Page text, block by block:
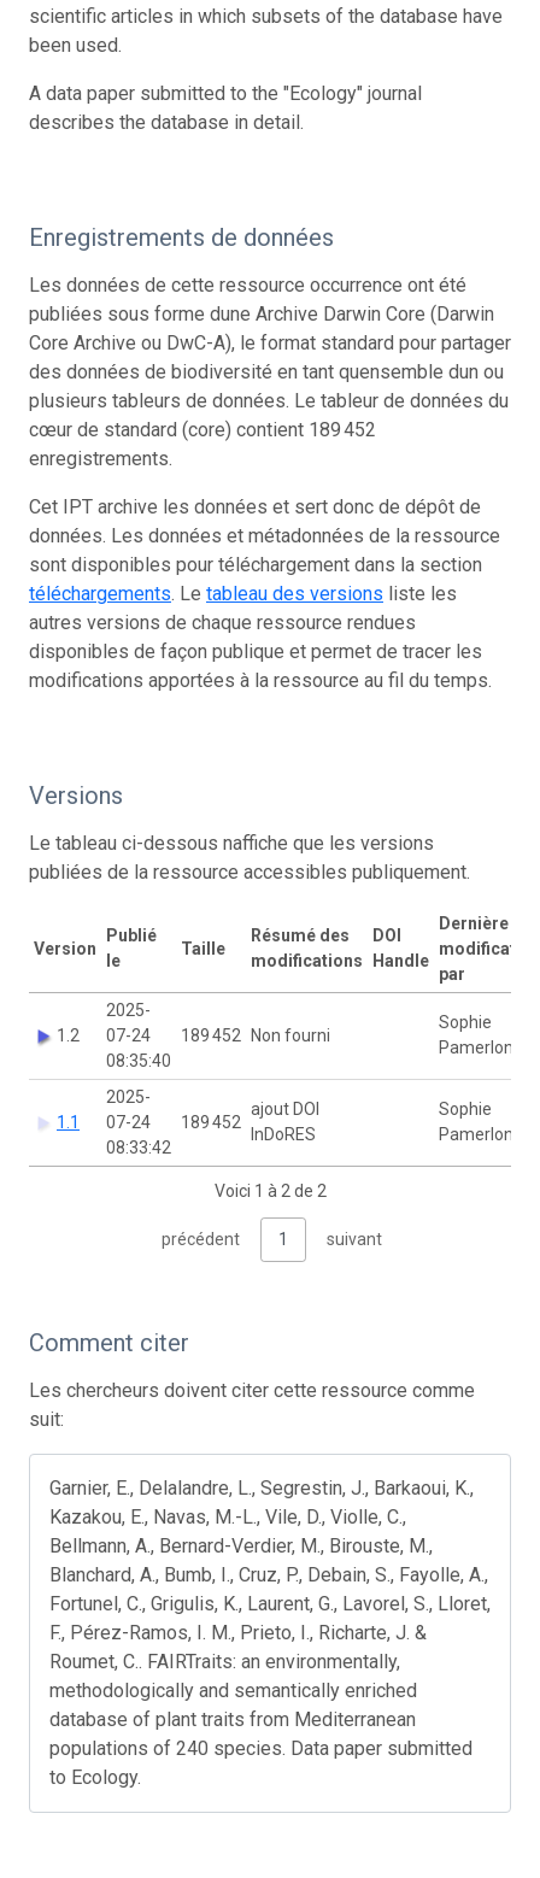
scientific articles in which subsets of the database have
been used.
A data paper submitted to the "Ecology" journal
describes the database in detail.
Enregistrements de données
Les données de cette ressource occurrence ont été
publiées sous forme dune Archive Darwin Core (Darwin
Core Archive ou DwC-A), le format standard pour partager
des données de biodiversité en tant quensemble dun ou
plusieurs tableurs de données. Le tableur de données du
cœur de standard (core) contient 189 452
enregistrements.
Cet IPT archive les données et sert donc de dépôt de
données. Les données et métadonnées de la ressource
sont disponibles pour téléchargement dans la section
téléchargements. Le tableau des versions liste les
autres versions de chaque ressource rendues
disponibles de façon publique et permet de tracer les
modifications apportées à la ressource au fil du temps.
Versions
Le tableau ci-dessous naffiche que les versions
publiées de la ressource accessibles publiquement.
Version
Publié
le
Taille
Résumé des
modifications
DOI
Handle
Dernière
modification
par
1.2
2025-
07-24
08:35:40
189 452 Non fourni
Sophie
Pamerlon
1.1
2025-
07-24
08:33:42
189 452
ajout DOI
InDoRES
Sophie
Pamerlon
Voici 1 à 2 de 2
précédent 1 suivant
Comment citer
Les chercheurs doivent citer cette ressource comme
suit:
Garnier, E., Delalandre, L., Segrestin, J., Barkaoui, K.,
Kazakou, E., Navas, M.-L., Vile, D., Violle, C.,
Bellmann, A., Bernard-Verdier, M., Birouste, M.,
Blanchard, A., Bumb, I., Cruz, P., Debain, S., Fayolle, A.,
Fortunel, C., Grigulis, K., Laurent, G., Lavorel, S., Lloret,
F., Pérez-Ramos, I. M., Prieto, I., Richarte, J. &
Roumet, C.. FAIRTraits: an environmentally,
methodologically and semantically enriched
database of plant traits from Mediterranean
populations of 240 species. Data paper submitted
to Ecology.